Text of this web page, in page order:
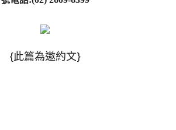
{此篇為邀約文}